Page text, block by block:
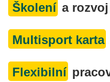
Školení a rozvoj
Multisport karta
Flexibilní